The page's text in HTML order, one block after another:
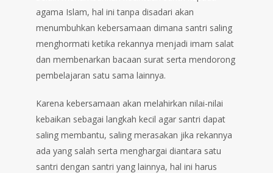
agama Islam, hal ini tanpa disadari akan
menumbuhkan kebersamaan dimana santri saling
menghormati ketika rekannya menjadi imam salat
dan membenarkan bacaan surat serta mendorong
pembelajaran satu sama lainnya.
Karena kebersamaan akan melahirkan nilai-nilai
kebaikan sebagai langkah kecil agar santri dapat
saling membantu, saling merasakan jika rekannya
ada yang salah serta menghargai diantara satu
santri dengan santri yang lainnya, hal ini harus